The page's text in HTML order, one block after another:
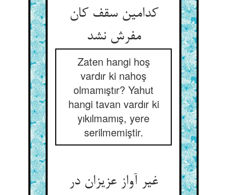
کدامین سقف کان
مفرش نشد
Zaten hangi hoş
vardır ki nahoş
olmamıştır? Yahut
hangi tavan vardır ki
yıkılmamış, yere
serilmemiştir.
غیر آواز عزیزان در